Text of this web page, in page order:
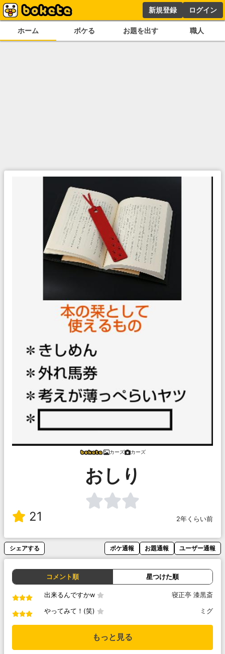
新規登録 ログイン
ホーム ボケる お題を出す 職人
カーズ カーズ
おしり
21 2年くらい前
シェアする ボケ通報 お題通報 ユーザー通報
コメント順 星つけた順
出来るんですかw 寝正亭 漆黒斎
やってみて！(笑) ミグ
もっと見る